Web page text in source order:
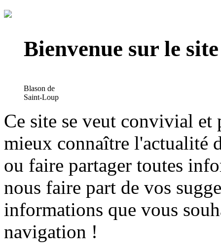
Bienvenue sur le
Blason de
Saint-Loup
Ce site se veut convivial et
mieux connaître l'actualité
ou faire partager toutes
nous faire part de vos
informations que vous
navigation !